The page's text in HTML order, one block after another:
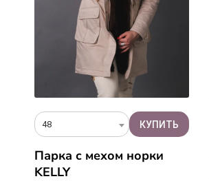
48
Парка с мехом норки
KELLY